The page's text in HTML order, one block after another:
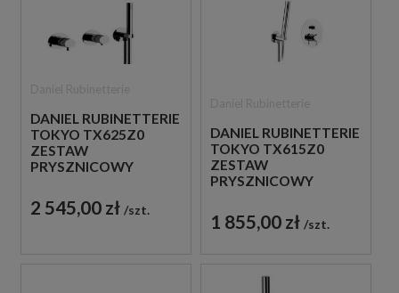
DANIEL RUBINETTERIE
TOKYO TX625Z0
ZESTAW
PRYSZNICOWY
2 545,00 zł szt.
DANIEL RUBINETTERIE
TOKYO TX615Z0
ZESTAW
PRYSZNICOWY
1 855,00 zł szt.